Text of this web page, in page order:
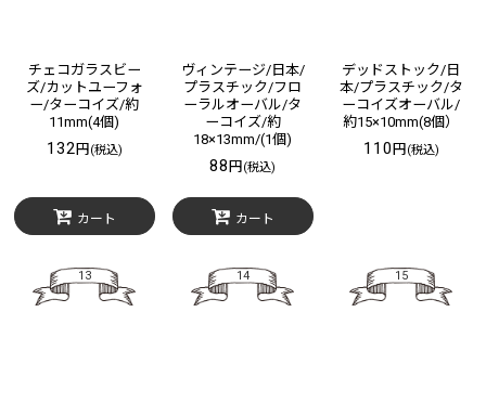
チェコガラスビー
ズ/カットユーフォ
ー/ターコイズ/約
11mm(4個)
132 円 (税込)
カート
ヴィンテージ/日本/
プラスチック/フロ
ーラルオーバル/タ
ーコイズ/約
18×13mm/(1個)
88円 (税込)
カート
デッドストック/日
本/プラスチック/タ
ーコイズオーバル/
約15×10mm(8個）
110 円 (税込)
13 14 15